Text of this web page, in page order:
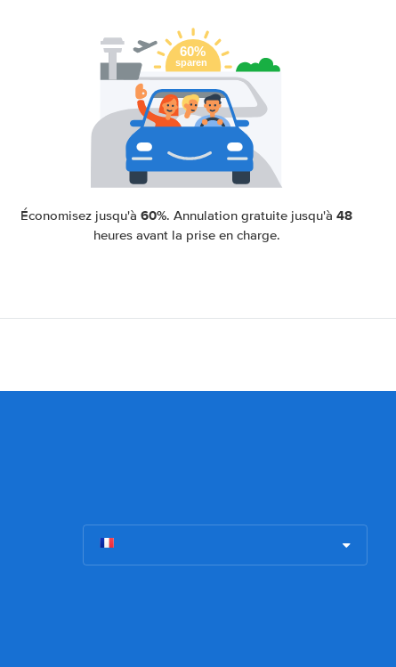
Économisez jusqu'à60%. Annulation gratuite jusqu'à48
heures avant la prise en charge.